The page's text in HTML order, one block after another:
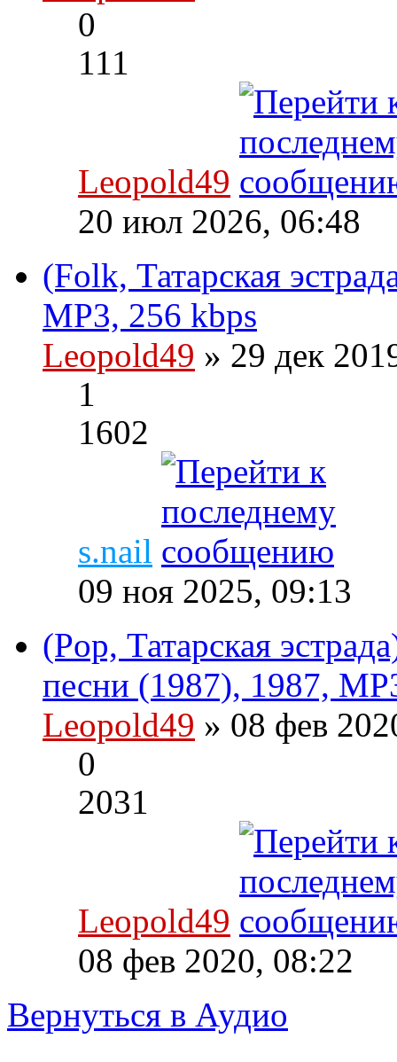
0
111
Leopold49
20 июл 2026, 06:48
(Folk, Татарская
MP3, 256 kbps
Leopold49 » 29 дек
1
1602
s.nail
09 ноя 2025, 09:13
(Pop, Татарская
песни (1987), 1987,
Leopold49 » 08 фев
0
2031
Leopold49
08 фев 2020, 08:22
Вернуться в Аудио